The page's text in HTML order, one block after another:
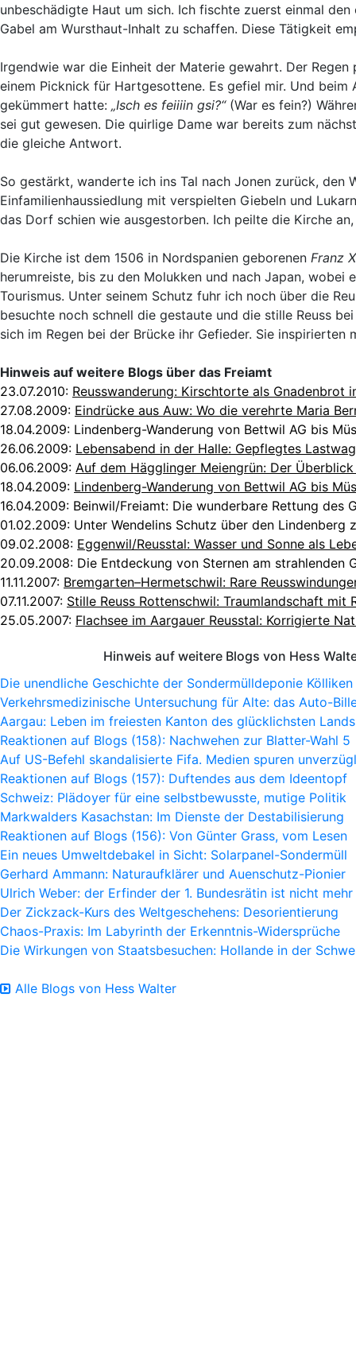
unbeschädigte Haut um sich. Ich fischte zuerst einmal
Gabel am Wursthaut-Inhalt zu schaffen. Diese Tätigkeit
Irgendwie war die Einheit der Materie gewahrt. Der
einem Picknick für Hartgesottene. Es gefiel mir. Und
gekümmert hatte: „Isch es feiiiin gsi?“(War es fein?)
sei gut gewesen. Die quirlige Dame war bereits zum
die gleiche Antwort.
So gestärkt, wanderte ich ins Tal nach Jonen zurück, den
Einfamilienhaussiedlung mit verspielten Giebeln und
das Dorf schien wie ausgestorben. Ich peilte die Kirche
Die Kirche ist dem 1506 in Nordspanien geborenen Franz
herumreiste, bis zu den Molukken und nach Japan,
Tourismus. Unter seinem Schutz fuhr ich noch über die
besuchte noch schnell die gestaute und die stille Reuss
sich im Regen bei der Brücke ihr Gefieder. Sie inspirierten
Hinweis auf weitere Blogs über das Freiamt
23.07.2010: Reusswanderung: Kirschtorte als Gnadenbrot
27.08.2009: Eindrücke aus Auw: Wo die verehrte Maria
18.04.2009: Lindenberg-Wanderung von Bettwil AG bis
26.06.2009: Lebensabend in der Halle: Gepflegtes
06.06.2009: Auf dem Hägglinger Meiengrün: Der
18.04.2009: Lindenberg-Wanderung von Bettwil AG bis
16.04.2009: Beinwil/Freiamt: Die wunderbare Rettung des
01.02.2009: Unter Wendelins Schutz über den Lindenberg
09.02.2008: Eggenwil/Reusstal: Wasser und Sonne als
20.09.2008: Die Entdeckung von Sternen am strahlenden
11.11.2007: Bremgarten–Hermetschwil: Rare
07.11.2007: Stille Reuss Rottenschwil: Traumlandschaft mit
25.05.2007: Flachsee im Aargauer Reusstal: Korrigierte
Hinweis auf weitere Blogs von Hess
Die unendliche Geschichte der Sondermülldeponie Kölliken
Verkehrsmedizinische Untersuchung für Alte: das Auto-
Aargau: Leben im freiesten Kanton des glücklichsten Lands
Reaktionen auf Blogs (158): Nachwehen zur Blatter-Wahl 5
Auf US-Befehl skandalisierte Fifa. Medien spuren
Reaktionen auf Blogs (157): Duftendes aus dem Ideentopf
Schweiz: Plädoyer für eine selbstbewusste, mutige Politik
Markwalders Kasachstan: Im Dienste der Destabilisierung
Reaktionen auf Blogs (156): Von Günter Grass, vom Lesen
Ein neues Umweltdebakel in Sicht: Solarpanel-Sondermüll
Gerhard Ammann: Naturaufklärer und Auenschutz-Pionier
Ulrich Weber: der Erfinder der 1. Bundesrätin ist nicht mehr
Der Zickzack-Kurs des Weltgeschehens: Desorientierung
Chaos-Praxis: Im Labyrinth der Erkenntnis-Widersprüche
Die Wirkungen von Staatsbesuchen: Hollande in der
Alle Blogs von Hess Walter